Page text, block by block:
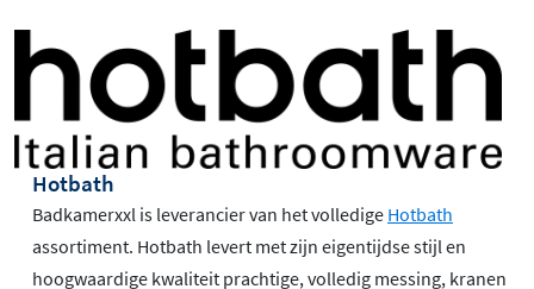
Hotbath
Badkamerxxl is leverancier van het volledige Hotbath
assortiment. Hotbath levert met zijn eigentijdse stijl en
hoogwaardige kwaliteit prachtige, volledig messing, kranen